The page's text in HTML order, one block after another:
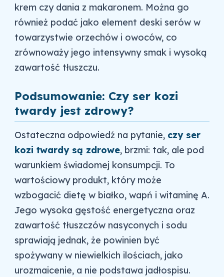
krem czy dania z makaronem. Można go
również podać jako element deski serów w
towarzystwie orzechów i owoców, co
zrównoważy jego intensywny smak i wysoką
zawartość tłuszczu.
Podsumowanie: Czy ser kozi
twardy jest zdrowy?
Ostateczna odpowiedź na pytanie, czy ser
kozi twardy są zdrowe, brzmi: tak, ale pod
warunkiem świadomej konsumpcji. To
wartościowy produkt, który może
wzbogacić dietę w białko, wapń i witaminę A.
Jego wysoka gęstość energetyczna oraz
zawartość tłuszczów nasyconych i sodu
sprawiają jednak, że powinien być
spożywany w niewielkich ilościach, jako
urozmaicenie, a nie podstawa jadłospisu.